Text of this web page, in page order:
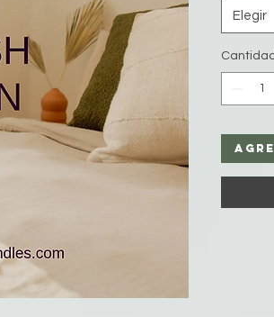
Elegir
Cantidad